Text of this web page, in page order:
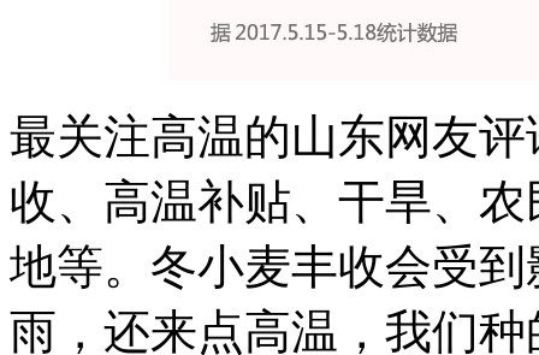
最关注高温的山东网友
收、高温补贴、干旱、
地等。冬小麦丰收会受
雨，还来点高温，我们